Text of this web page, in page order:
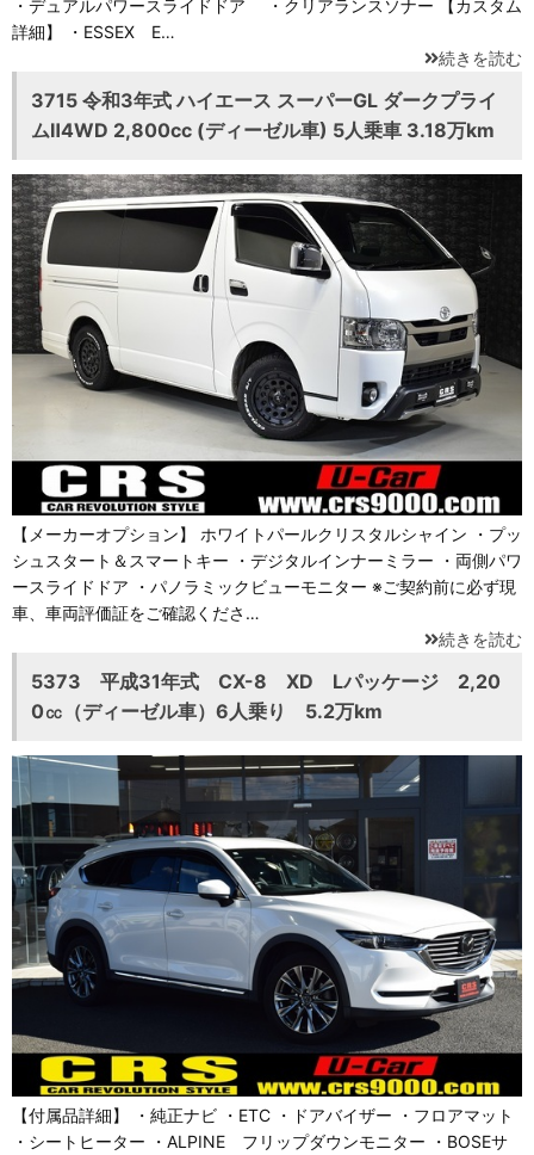
・デュアルパワースライドドア ・クリアランスソナー 【カスタム
詳細】 ・ESSEX E…
続きを読む
3715 令和3年式 ハイエース スーパーGL ダークプライ
ムⅡ4WD 2,800cc (ディーゼル車) 5人乗車 3.18万km
【メーカーオプション】 ホワイトパールクリスタルシャイン ・プッ
シュスタート＆スマートキー ・デジタルインナーミラー ・両側パワ
ースライドドア ・パノラミックビューモニター ※ご契約前に必ず現
車、車両評価証をご確認くださ…
続きを読む
5373 平成31年式 CX-8 XD Lパッケージ 2,20
0㏄（ディーゼル車）6人乗り 5.2万km
【付属品詳細】 ・純正ナビ ・ETC ・ドアバイザー ・フロアマット
・シートヒーター ・ALPINE フリップダウンモニター ・BOSEサ